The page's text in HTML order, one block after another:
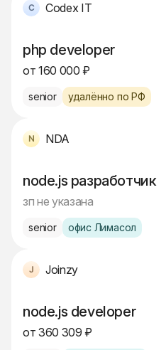
Codex IT
php developer
от 160 000 ₽
senior удалённо по РФ
NDA
node.js разработчик
зп не указана
senior офис Лимасол
Joinzy
node.js developer
от 360 309 ₽